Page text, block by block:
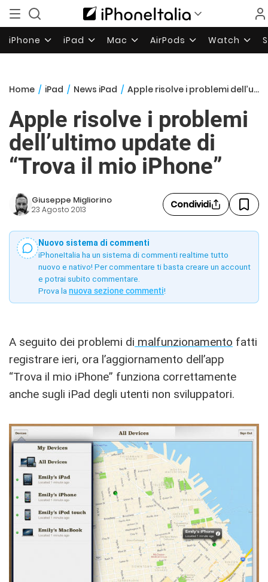
iPhone iPad Mac AirPods Watch
Home / iPad / News iPad / Apple risolve i problemi dell’ultimo update di “Trova il mio iPhone”
Apple risolve i problemi
dell’ultimo update di
“Trova il mio iPhone”
Giuseppe Migliorino
23 Agosto 2013 Condividi
Nuovo sistema di commenti
iPhoneItalia ha un sistema di commenti realtime tutto
nuovo e nativo! Per commentare ti basta creare un account
e potrai subito commentare.
Prova la nuova sezione commenti!
A seguito dei problemi di malfunzionamento fatti
registrare ieri, ora l’aggiornamento dell’app
“Trova il mio iPhone” funziona correttamente
anche sugli iPad degli utenti non sviluppatori.